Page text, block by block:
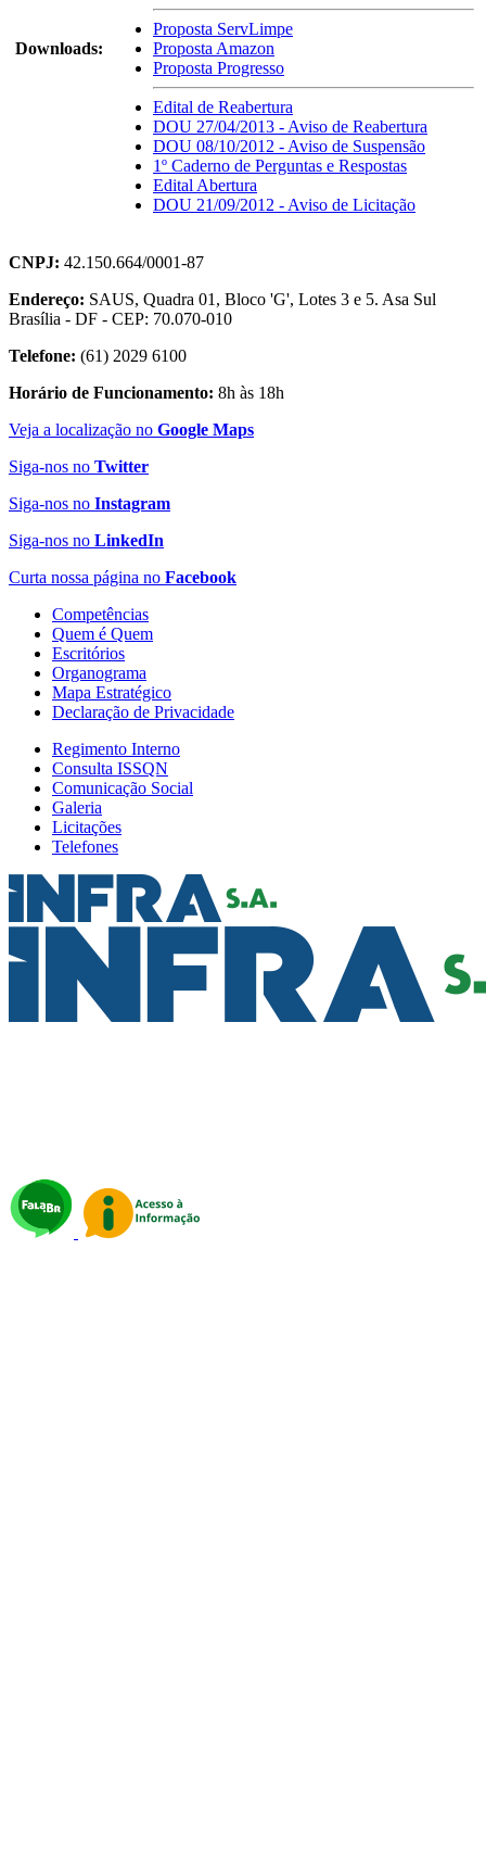
Downloads:
Proposta ServLimpe
Proposta Amazon
Proposta Progresso
Edital de Reabertura
DOU 27/04/2013 - Aviso de Reabertura
DOU 08/10/2012 - Aviso de Suspensão
1º Caderno de Perguntas e Respostas
Edital Abertura
DOU 21/09/2012 - Aviso de Licitação
CNPJ: 42.150.664/0001-87
Endereço: SAUS, Quadra 01, Bloco 'G', Lotes 3 e 5. Asa Sul
Brasília - DF - CEP: 70.070-010
Telefone: (61) 2029 6100
Horário de Funcionamento: 8h às 18h
Veja a localização no Google Maps
Siga-nos no Twitter
Siga-nos no Instagram
Siga-nos no LinkedIn
Curta nossa página no Facebook
Competências
Quem é Quem
Escritórios
Organograma
Mapa Estratégico
Declaração de Privacidade
Regimento Interno
Consulta ISSQN
Comunicação Social
Galeria
Licitações
Telefones